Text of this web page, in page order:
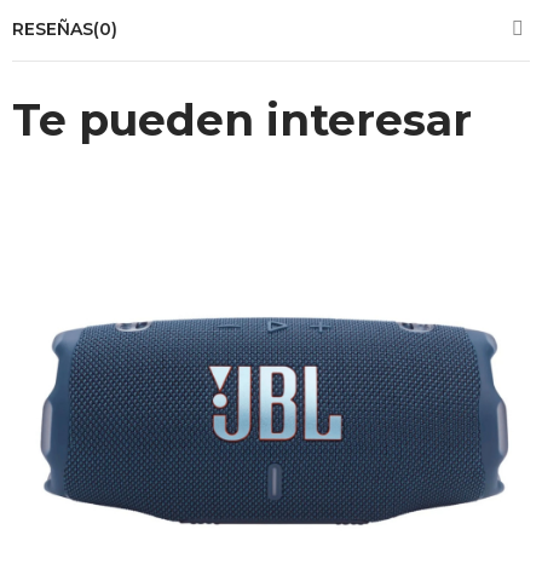
RESEÑAS(0)
Te pueden interesar